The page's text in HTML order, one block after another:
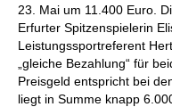
23. Mai um 11.400 Euro.
Erfurter Spitzenspielerin
Leistungssportreferent
„gleiche Bezahlung“ für
Preisgeld entspricht bei
liegt in Summe knapp